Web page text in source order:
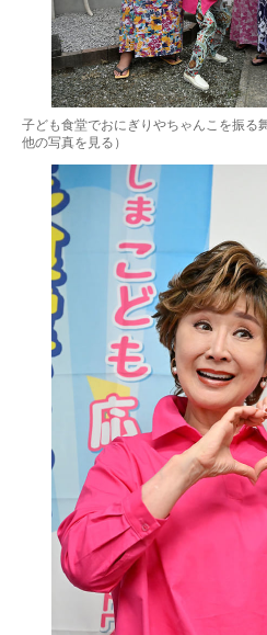
子ども食堂でおにぎりやちゃんこを振る
他の写真を見る ）